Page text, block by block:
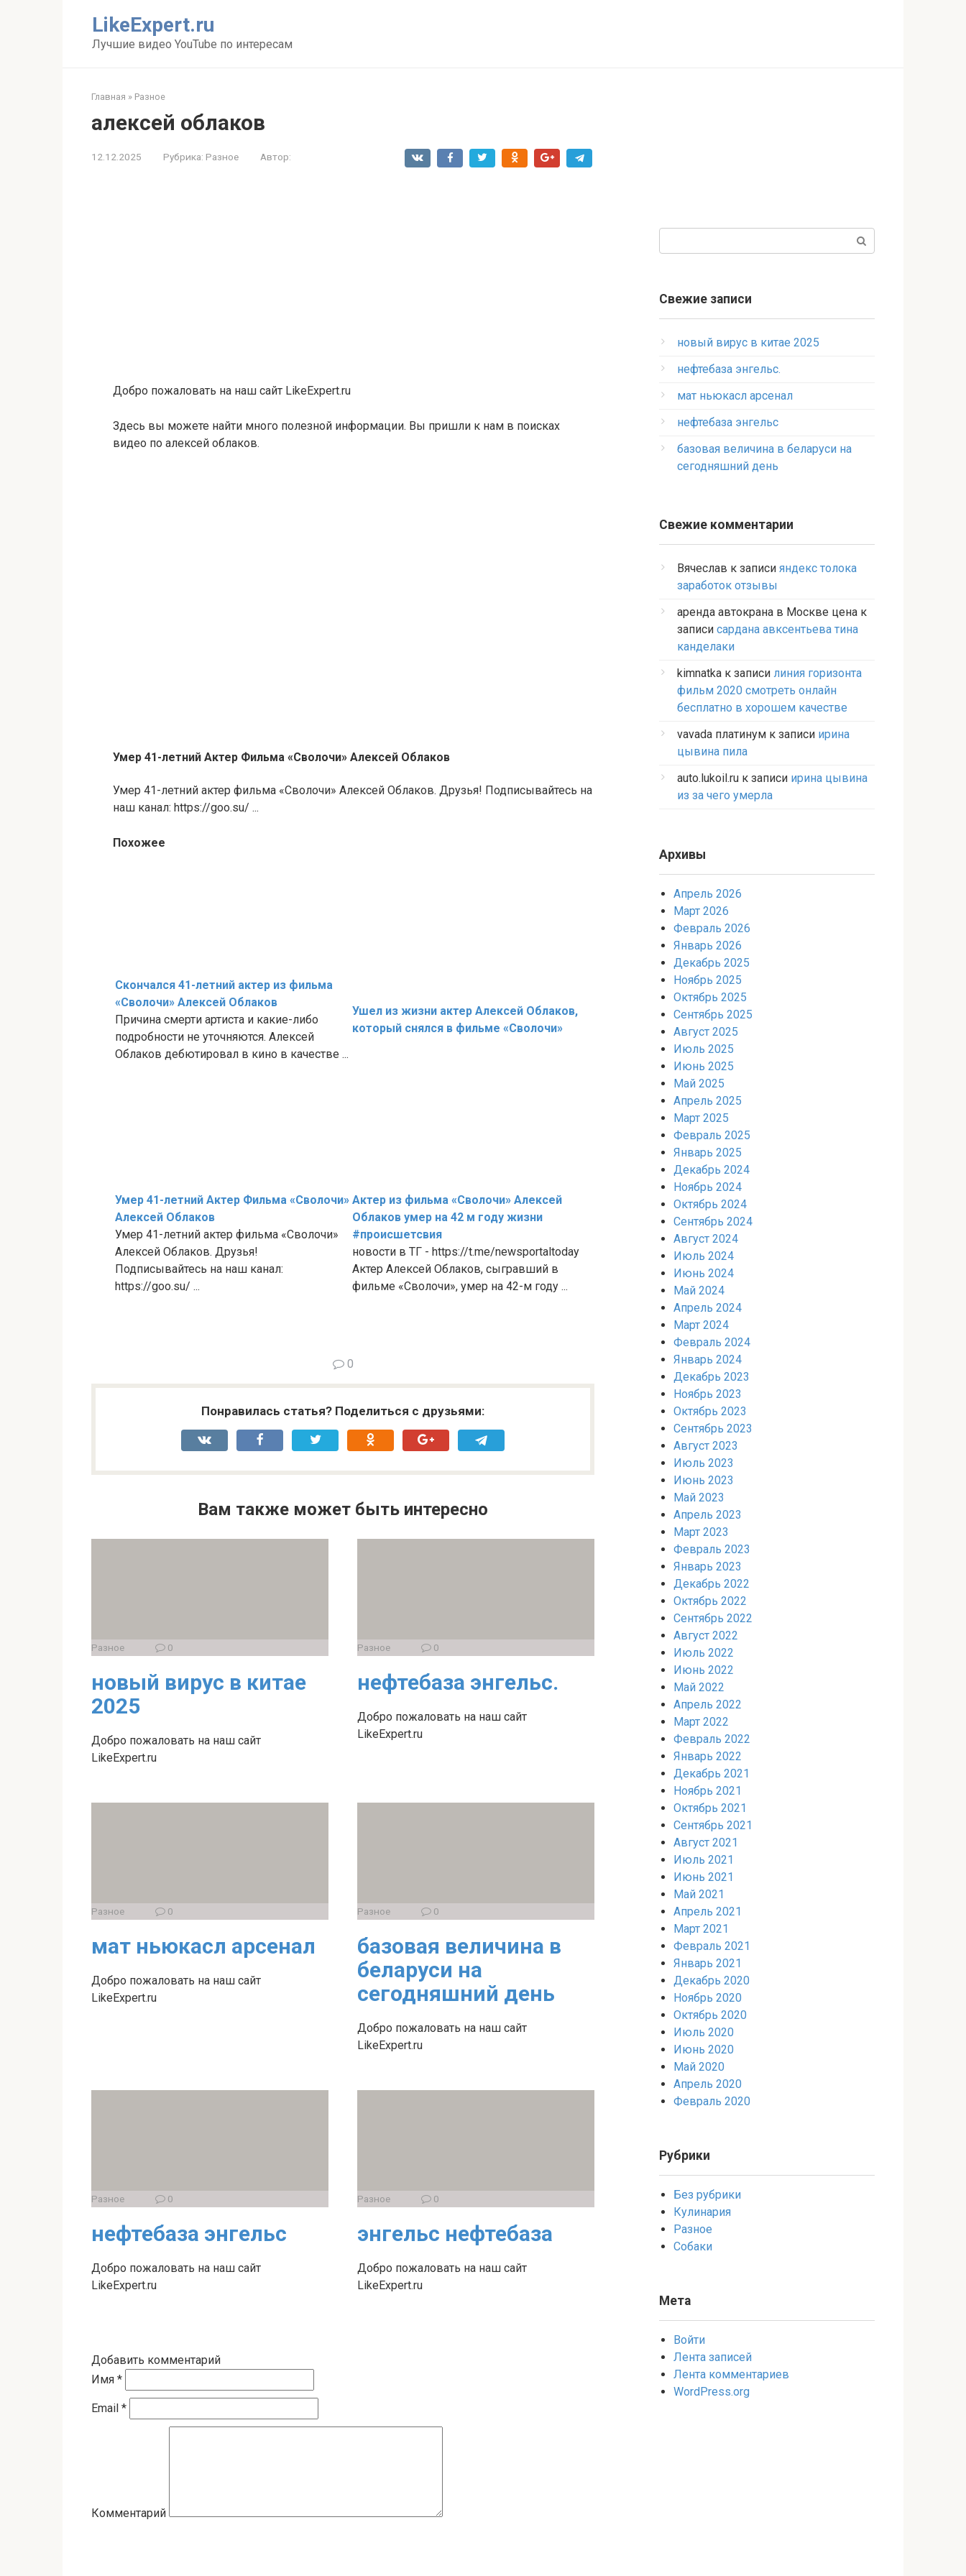
LikeExpert.ru
Лучшие видео YouTube по интересам
Главная » Разное
алексей облаков
12.12.2025 Рубрика: Разное Автор:
Добро пожаловать на наш сайт LikeExpert.ru
Здесь вы можете найти много полезной информации. Вы пришли к нам в поисках
видео по алексей облаков.
Умер 41-летний Актер Фильма «Сволочи» Алексей Облаков
Умер 41-летний актер фильма «Сволочи» Алексей Облаков. Друзья! Подписывайтесь на
наш канал: https://goo.su/ ...
Похожее
Скончался 41-летний актер из фильма
«Сволочи» Алексей Облаков
Причина смерти артиста и какие-либо
подробности не уточняются. Алексей
Облаков дебютировал в кино в качестве ...
Ушел из жизни актер Алексей Облаков,
который снялся в фильме «Сволочи»
Умер 41-летний Актер Фильма «Сволочи»
Алексей Облаков
Умер 41-летний актер фильма «Сволочи»
Алексей Облаков. Друзья!
Подписывайтесь на наш канал:
https://goo.su/ ...
Актер из фильма «Сволочи» Алексей
Облаков умер на 42 м году жизни
#происшетсвия
новости в ТГ - https://t.me/newsportaltoday
Актер Алексей Облаков, сыгравший в
фильме «Сволочи», умер на 42-м году ...
0
Понравилась статья? Поделиться с друзьями:
Вам также может быть интересно
Разное 0
новый вирус в китае
2025
Добро пожаловать на наш сайт
LikeExpert.ru
Разное 0
нефтебаза энгельс.
Добро пожаловать на наш сайт
LikeExpert.ru
Разное 0
мат ньюкасл арсенал
Добро пожаловать на наш сайт
LikeExpert.ru
Разное 0
базовая величина в
беларуси на
сегодняшний день
Добро пожаловать на наш сайт
LikeExpert.ru
Разное 0
нефтебаза энгельс
Добро пожаловать на наш сайт
LikeExpert.ru
Разное 0
энгельс нефтебаза
Добро пожаловать на наш сайт
LikeExpert.ru
Добавить комментарий
Имя *
Email *
Комментарий
Свежие записи
новый вирус в китае 2025
нефтебаза энгельс.
мат ньюкасл арсенал
нефтебаза энгельс
базовая величина в беларуси на
сегодняшний день
Свежие комментарии
Вячеслав к записи яндекс толока
заработок отзывы
аренда автокрана в Москве цена к
записи сардана авксентьева тина
канделаки
kimnatka к записи линия горизонта
фильм 2020 смотреть онлайн
бесплатно в хорошем качестве
vavada платинум к записи ирина
цывина пила
auto.lukoil.ru к записи ирина цывина
из за чего умерла
Архивы
Апрель 2026
Март 2026
Февраль 2026
Январь 2026
Декабрь 2025
Ноябрь 2025
Октябрь 2025
Сентябрь 2025
Август 2025
Июль 2025
Июнь 2025
Май 2025
Апрель 2025
Март 2025
Февраль 2025
Январь 2025
Декабрь 2024
Ноябрь 2024
Октябрь 2024
Сентябрь 2024
Август 2024
Июль 2024
Июнь 2024
Май 2024
Апрель 2024
Март 2024
Февраль 2024
Январь 2024
Декабрь 2023
Ноябрь 2023
Октябрь 2023
Сентябрь 2023
Август 2023
Июль 2023
Июнь 2023
Май 2023
Апрель 2023
Март 2023
Февраль 2023
Январь 2023
Декабрь 2022
Октябрь 2022
Сентябрь 2022
Август 2022
Июль 2022
Июнь 2022
Май 2022
Апрель 2022
Март 2022
Февраль 2022
Январь 2022
Декабрь 2021
Ноябрь 2021
Октябрь 2021
Сентябрь 2021
Август 2021
Июль 2021
Июнь 2021
Май 2021
Апрель 2021
Март 2021
Февраль 2021
Январь 2021
Декабрь 2020
Ноябрь 2020
Октябрь 2020
Июль 2020
Июнь 2020
Май 2020
Апрель 2020
Февраль 2020
Рубрики
Без рубрики
Кулинария
Разное
Собаки
Мета
Войти
Лента записей
Лента комментариев
WordPress.org